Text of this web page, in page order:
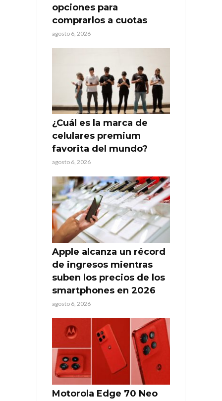
opciones para
comprarlos a cuotas
agosto 6, 2026
¿Cuál es la marca de
celulares premium
favorita del mundo?
agosto 6, 2026
Apple alcanza un récord
de ingresos mientras
suben los precios de los
smartphones en 2026
agosto 6, 2026
Motorola Edge 70 Neo